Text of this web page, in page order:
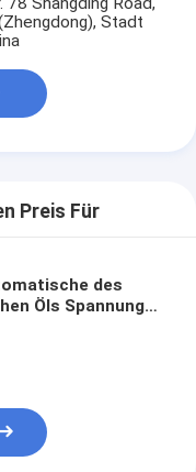
Stadt
Preis Für
des
Öls Spannung